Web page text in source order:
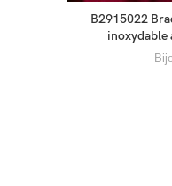
B2915022
inoxydable